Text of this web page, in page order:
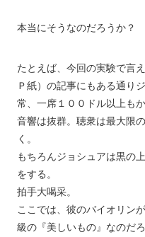
本当にそうなのだろうか？
たとえば、今回の実験で言
Ｐ紙）の記事にもある通り
常、一席１００ドル以上も
音響は抜群。聴衆は最大限
く。
もちろんジョシュアは黒の
をする。
拍手大喝采。
ここでは、彼のバイオリン
級の『美しいもの』なのだろ